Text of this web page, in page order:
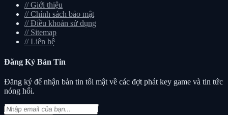
// Giới thiệu
// Chính sách bảo mật
// Điều khoản sử dụng
// Sitemap
// Liên hệ
Đăng Ký Bản Tin
Đăng ký để nhận bản tin tối mật về các đợt phát key game và tin tức
nóng hổi.